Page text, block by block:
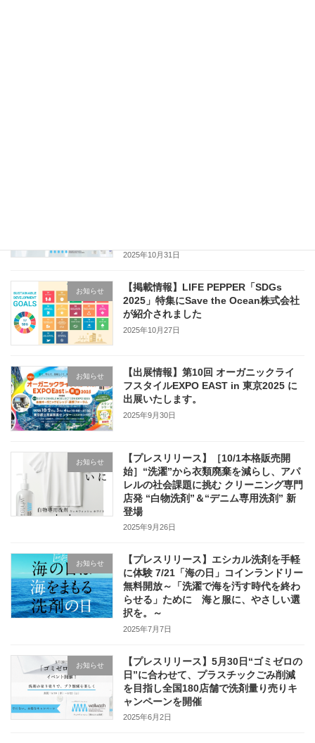
2025年10月31日
お知らせ
【掲載情報】LIFE PEPPER「SDGs
2025」特集にSave the Ocean株式会社
が紹介されました
2025年10月27日
お知らせ
【出展情報】第10回 オーガニックライ
フスタイルEXPO EAST in 東京2025 に
出展いたします。
2025年9月30日
お知らせ
【プレスリリース】［10/1本格販売開
始］“洗濯”から衣類廃棄を減らし、アパ
レルの社会課題に挑む クリーニング専門
店発 “白物洗剤”＆“デニム専用洗剤” 新
登場
2025年9月26日
お知らせ
【プレスリリース】エシカル洗剤を手軽
に体験 7/21「海の日」コインランドリー
無料開放～「洗濯で海を汚す時代を終わ
らせる」ために 海と服に、やさしい選
択を。～
2025年7月7日
お知らせ
【プレスリリース】5月30日“ゴミゼロの
日”に合わせて、プラスチックごみ削減
を目指し全国180店舗で洗剤量り売りキ
ャンペーンを開催
2025年6月2日